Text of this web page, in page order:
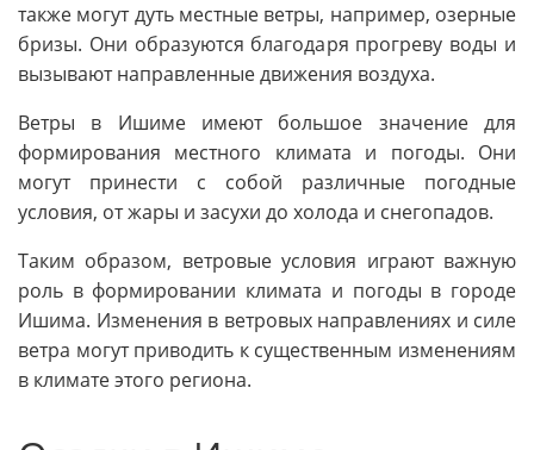
также могут дуть местные ветры, например, озерные
бризы. Они образуются благодаря прогреву воды и
вызывают направленные движения воздуха.
Ветры в Ишиме имеют большое значение для
формирования местного климата и погоды. Они
могут принести с собой различные погодные
условия, от жары и засухи до холода и снегопадов.
Таким образом, ветровые условия играют важную
роль в формировании климата и погоды в городе
Ишима. Изменения в ветровых направлениях и силе
ветра могут приводить к существенным изменениям
в климате этого региона.